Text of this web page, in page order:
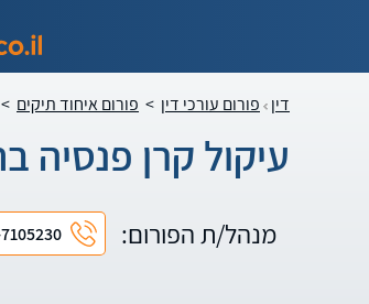
דין פורום עורכי דין > פורום איחוד תיקים >
עיקול קרן פנסיה
מנהל/ת הפורום: